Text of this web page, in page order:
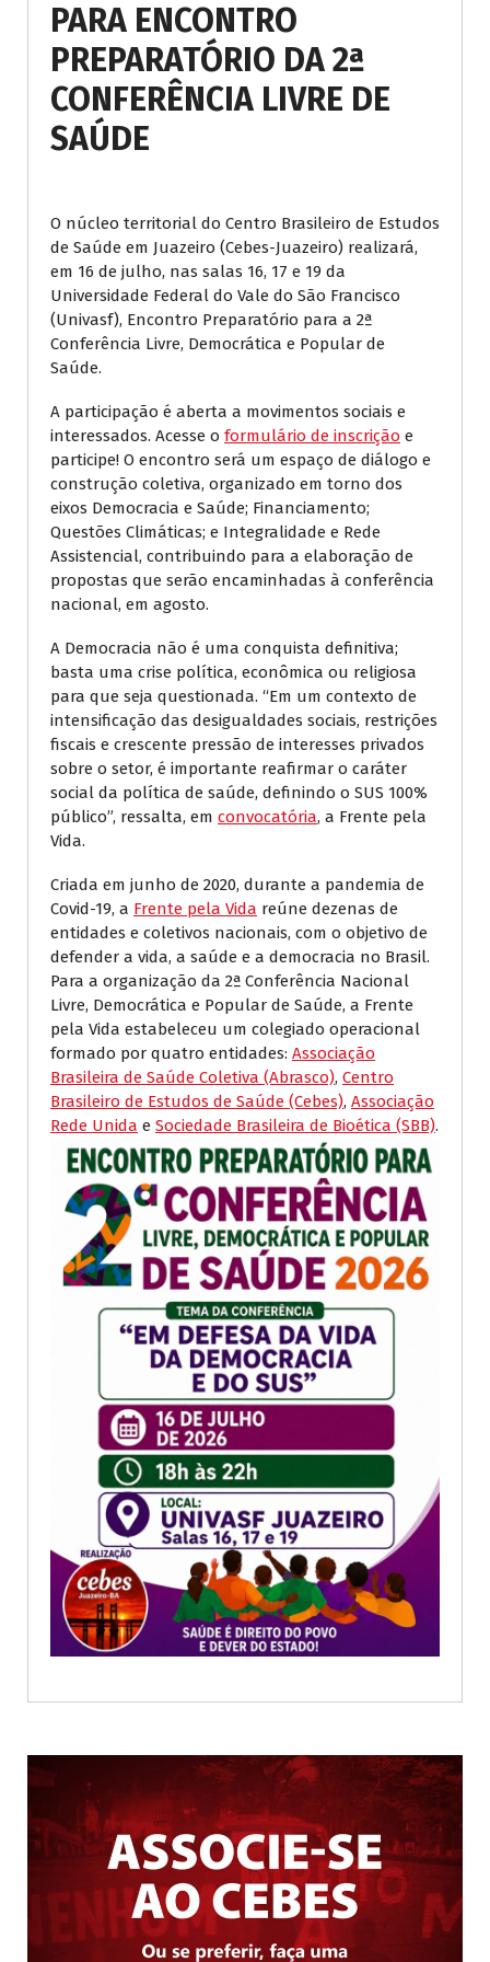
PARA ENCONTRO
PREPARATÓRIO DA 2ª
CONFERÊNCIA LIVRE DE
SAÚDE
O núcleo territorial do Centro Brasileiro de Estudos
de Saúde em Juazeiro (Cebes-Juazeiro) realizará,
em 16 de julho, nas salas 16, 17 e 19 da
Universidade Federal do Vale do São Francisco
(Univasf), Encontro Preparatório para a 2ª
Conferência Livre, Democrática e Popular de
Saúde.
A participação é aberta a movimentos sociais e
interessados. Acesse o formulário de inscrição e
participe! O encontro será um espaço de diálogo e
construção coletiva, organizado em torno dos
eixos Democracia e Saúde; Financiamento;
Questões Climáticas; e Integralidade e Rede
Assistencial, contribuindo para a elaboração de
propostas que serão encaminhadas à conferência
nacional, em agosto.
A Democracia não é uma conquista definitiva;
basta uma crise política, econômica ou religiosa
para que seja questionada. “Em um contexto de
intensificação das desigualdades sociais, restrições
fiscais e crescente pressão de interesses privados
sobre o setor, é importante reafirmar o caráter
social da política de saúde, definindo o SUS 100%
público”, ressalta, em convocatória, a Frente pela
Vida.
Criada em junho de 2020, durante a pandemia de
Covid-19, a Frente pela Vida reúne dezenas de
entidades e coletivos nacionais, com o objetivo de
defender a vida, a saúde e a democracia no Brasil.
Para a organização da 2ª Conferência Nacional
Livre, Democrática e Popular de Saúde, a Frente
pela Vida estabeleceu um colegiado operacional
formado por quatro entidades: Associação
Brasileira de Saúde Coletiva (Abrasco), Centro
Brasileiro de Estudos de Saúde (Cebes), Associação
Rede Unida e Sociedade Brasileira de Bioética (SBB).